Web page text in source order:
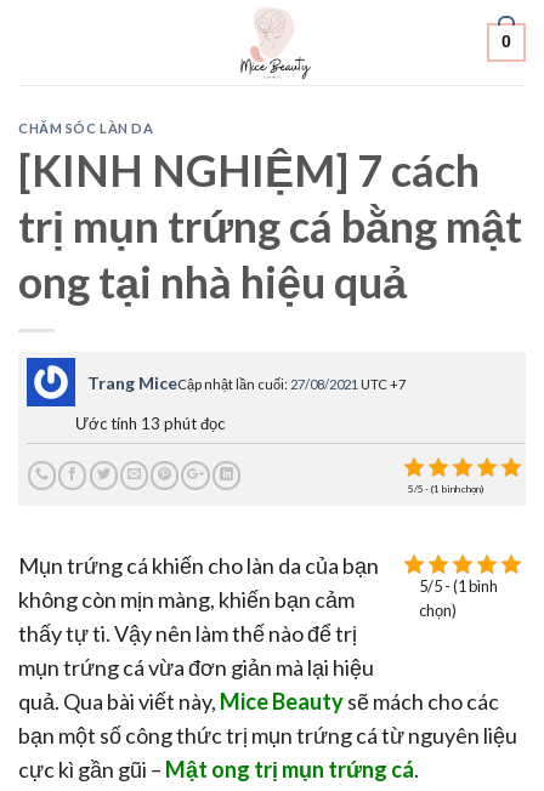
0
CHĂM SÓC LÀN DA
[KINH NGHIỆM] 7 cách
trị mụn trứng cá bằng mật
ong tại nhà hiệu quả
Trang MiceCập nhật lần cuối: 27/08/2021 UTC +7
Ước tính 13 phút đọc
5/5 - (1 bình chọn)
5/5 - (1 bình
chọn)
Mụn trứng cá khiến cho làn da của bạn
không còn mịn màng, khiến bạn cảm
thấy tự ti. Vậy nên làm thế nào để trị
mụn trứng cá vừa đơn giản mà lại hiệu
quả. Qua bài viết này, Mice Beautysẽ mách cho các
bạn một số công thức trị mụn trứng cá từ nguyên liệu
cực kì gần gũi – Mật ong trị mụn trứng cá.